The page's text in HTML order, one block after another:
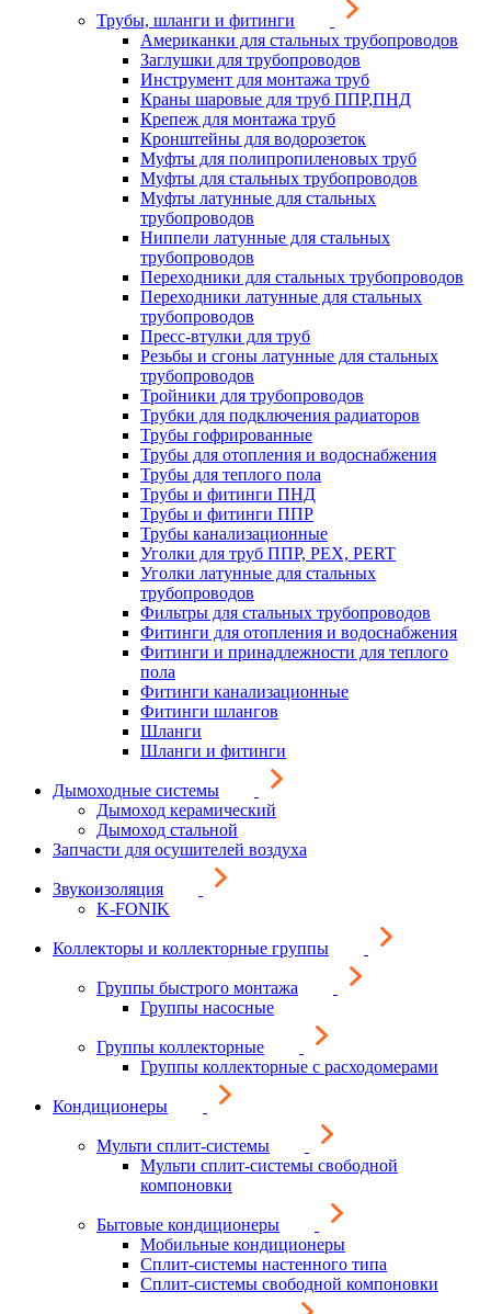
Трубы, шланги и фитинги
Американки для стальных трубопроводов
Заглушки для трубопроводов
Инструмент для монтажа труб
Краны шаровые для труб ППР,ПНД
Крепеж для монтажа труб
Кронштейны для водорозеток
Муфты для полипропиленовых труб
Муфты для стальных трубопроводов
Муфты латунные для стальных
трубопроводов
Ниппели латунные для стальных
трубопроводов
Переходники для стальных трубопроводов
Переходники латунные для стальных
трубопроводов
Пресс-втулки для труб
Резьбы и сгоны латунные для стальных
трубопроводов
Тройники для трубопроводов
Трубки для подключения радиаторов
Трубы гофрированные
Трубы для отопления и водоснабжения
Трубы для теплого пола
Трубы и фитинги ПНД
Трубы и фитинги ППР
Трубы канализационные
Уголки для труб ППР, PEX, PERT
Уголки латунные для стальных
трубопроводов
Фильтры для стальных трубопроводов
Фитинги для отопления и водоснабжения
Фитинги и принадлежности для теплого
пола
Фитинги канализационные
Фитинги шлангов
Шланги
Шланги и фитинги
Дымоходные системы
Дымоход керамический
Дымоход стальной
Запчасти для осушителей воздуха
Звукоизоляция
K-FONIK
Коллекторы и коллекторные группы
Группы быстрого монтажа
Группы насосные
Группы коллекторные
Группы коллекторные с расходомерами
Кондиционеры
Мульти сплит-системы
Мульти сплит-системы свободной
компоновки
Бытовые кондиционеры
Мобильные кондиционеры
Сплит-системы настенного типа
Сплит-системы свободной компоновки